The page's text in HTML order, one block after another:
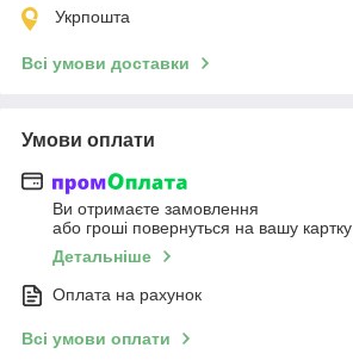
Укрпошта
Всі умови доставки
Умови оплати
Ви отримаєте замовлення
або гроші повернуться на вашу картку
Детальніше
Оплата на рахунок
Всі умови оплати